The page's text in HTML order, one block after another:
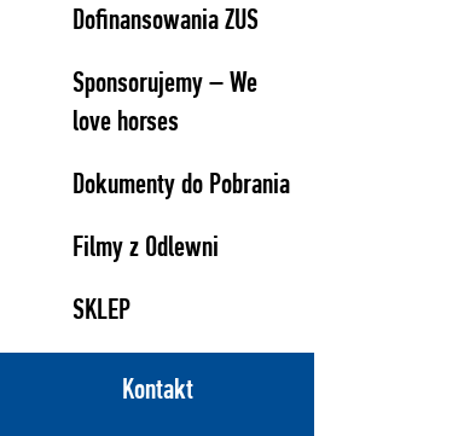
Dofinansowania ZUS
Sponsorujemy – We
love horses
Dokumenty do Pobrania
Filmy z Odlewni
SKLEP
Kontakt